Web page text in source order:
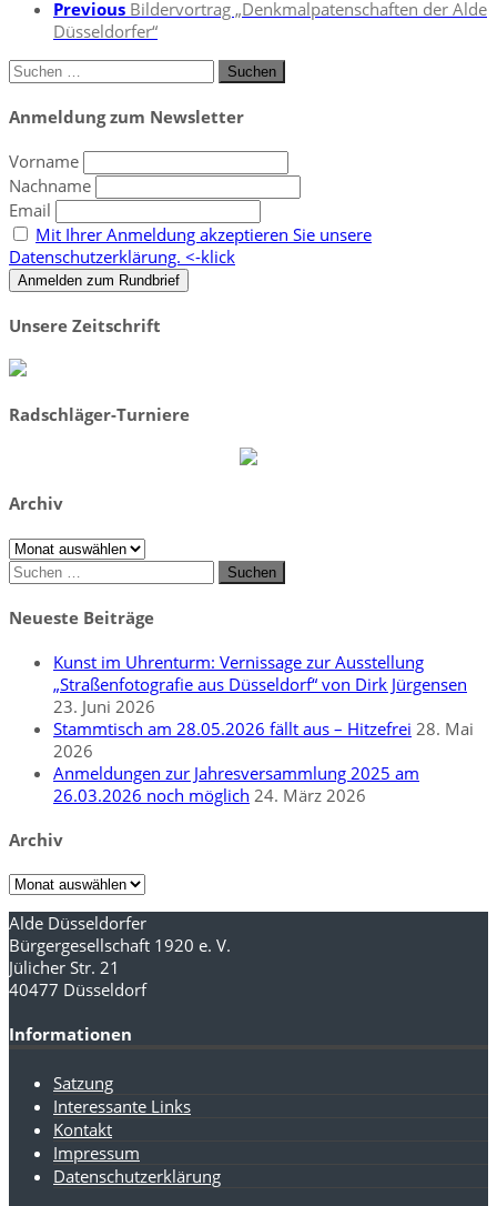
Previous Bildervortrag „Denkmalpatenschaften der Alde
Düsseldorfer“
Suchen
Anmeldung zum Newsletter
Vorname
Nachname
Email
Mit Ihrer Anmeldung akzeptieren Sie unsere
Datenschutzerklärung. <-klick
Unsere Zeitschrift
Radschläger-Turniere
Archiv
Archiv
Suchen
nach:
Neueste Beiträge
Kunst im Uhrenturm: Vernissage zur Ausstellung
„Straßenfotografie aus Düsseldorf“ von Dirk Jürgensen
23. Juni 2026
Stammtisch am 28.05.2026 fällt aus – Hitzefrei 28. Mai
2026
Anmeldungen zur Jahresversammlung 2025 am
26.03.2026 noch möglich 24. März 2026
Archiv
Archiv
Alde Düsseldorfer
Bürgergesellschaft 1920 e. V.
Jülicher Str. 21
40477 Düsseldorf
Informationen
Satzung
Interessante Links
Kontakt
Impressum
Datenschutzerklärung